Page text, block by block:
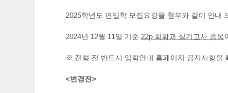
2025학년도 편입학 모집요강을 첨부와 같이 안내
2024년 12월 11일 기준 22p 회화과 실기고사 종목
※ 전형 전 반드시 입학안내 홈페이지 공지사항을
<변경전>